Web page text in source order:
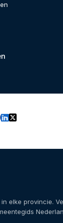
elke provincie.